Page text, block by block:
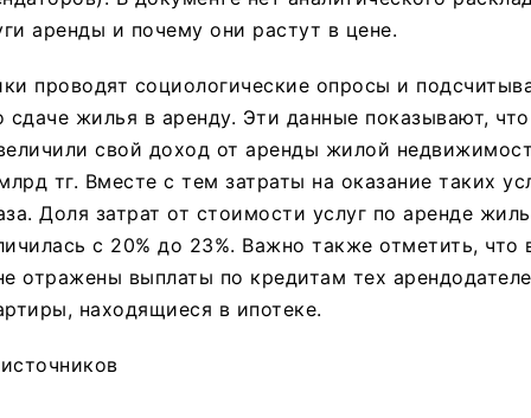
аренды и почему они растут в цене.
проводят социологические опросы и
сдаче жилья в аренду. Эти данные показывают,
свой доход от аренды жилой
тг. Вместе с тем затраты на оказание таких
Доля затрат от стоимости услуг по аренде
с 20% до 23%. Важно также отметить, что
отражены выплаты по кредитам тех
находящиеся в ипотеке.